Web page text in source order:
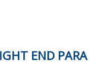
END PARA